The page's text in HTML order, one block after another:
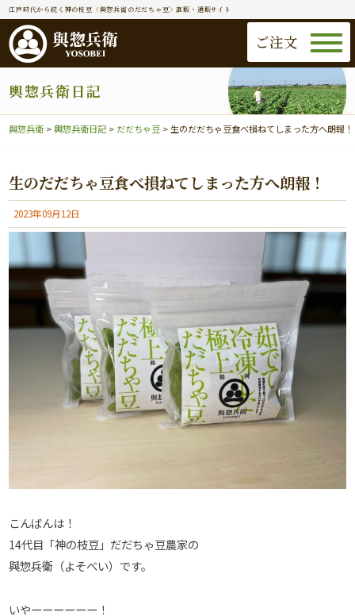
江戸時代から続く神の枝豆〈與惣兵衛のだだちゃ豆〉直販・通販サイト
ご注文
輿惣兵衛日記
與惣兵衛 >輿惣兵衛日記 > だだちゃ豆 >生のだだちゃ豆食べ損ねてしまった方へ朗報！
生のだだちゃ豆食べ損ねてしまった方へ朗報！
2023年09月12日
こんばんは！
14代目「神の枝豆」だだちゃ豆農家の
與惣兵衛（よそべい）です。
いやーーーーーー！